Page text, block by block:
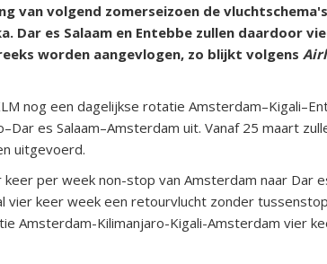
van volgend zomerseizoen de
Dar es Salaam en Entebbe zullen daardoor
worden aangevlogen, zo blijkt volgens
nog een dagelijkse rotatie
es Salaam–Amsterdam uit. Vanaf 25 maart
uitgevoerd.
per week non-stop van Amsterdam naar Dar
vier keer week een retourvlucht zonder
Amsterdam-Kilimanjaro-Kigali-Amsterdam vier